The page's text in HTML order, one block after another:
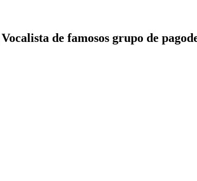
de famosos grupo de